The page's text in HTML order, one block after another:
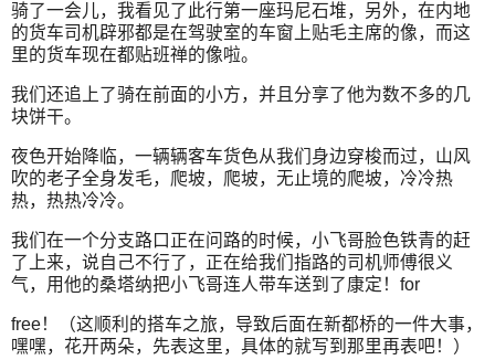
骑了一会儿，我看见了此行第一座玛尼石堆，另外，在内地
的货车司机辟邪都是在驾驶室的车窗上贴毛主席的像，而这
里的货车现在都贴班禅的像啦。
我们还追上了骑在前面的小方，并且分享了他为数不多的几
块饼干。
夜色开始降临，一辆辆客车货色从我们身边穿梭而过，山风
吹的老子全身发毛，爬坡，爬坡，无止境的爬坡，冷冷热
热，热热冷冷。
我们在一个分支路口正在问路的时候，小飞哥脸色铁青的赶
了上来，说自己不行了，正在给我们指路的司机师傅很义
气，用他的桑塔纳把小飞哥连人带车送到了康定！for
free！（这顺利的搭车之旅，导致后面在新都桥的一件大事，
嘿嘿，花开两朵，先表这里，具体的就写到那里再表吧！）